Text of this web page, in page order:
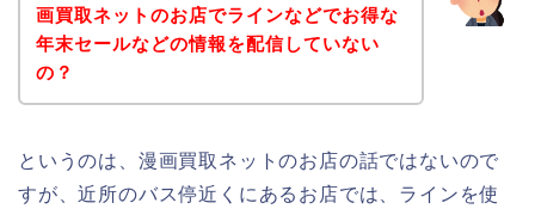
画買取ネットのお店でラインなどでお得な
年末セールなどの情報を配信していない
の？
というのは、漫画買取ネットのお店の話ではないので
すが、近所のバス停近くにあるお店では、ラインを使